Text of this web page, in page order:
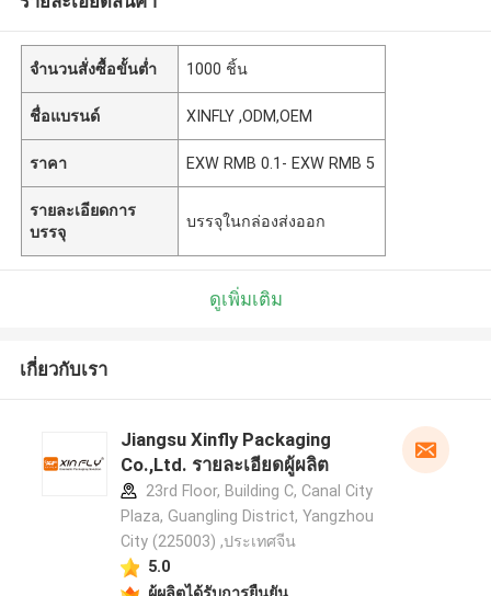
จำนวนสั่งซื้อขั้นต่ำ 1000 ชิ้น
ชื่อแบรนด์ XINFLY ,ODM,OEM
ราคา EXW RMB 0.1- EXW RMB 5
รายละเอียดการ
บรรจุ
บรรจุในกล่องส่งออก
ดูเพิ่มเติม
เกี่ยวกับเรา
Jiangsu Xinfly Packaging
Co.,Ltd. รายละเอียดผู้ผลิต
23rd Floor, Building C, Canal City
Plaza, Guangling District, Yangzhou
City (225003) ,ประเทศจีน
5.0